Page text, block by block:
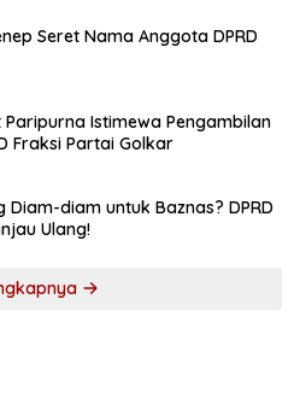
Seret Nama Anggota DPRD
Paripurna Istimewa Pengambilan
Fraksi Partai Golkar
Diam-diam untuk Baznas? DPRD
Ulang!